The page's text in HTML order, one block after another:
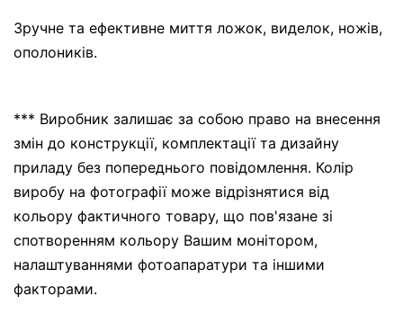
Зручне та ефективне миття ложок, виделок, ножів,
ополоників.
*** Виробник залишає за собою право на внесення
змін до конструкції, комплектації та дизайну
приладу без попереднього повідомлення. Колір
виробу на фотографії може відрізнятися від
кольору фактичного товару, що пов'язане зі
спотворенням кольору Вашим монітором,
налаштуваннями фотоапаратури та іншими
факторами.